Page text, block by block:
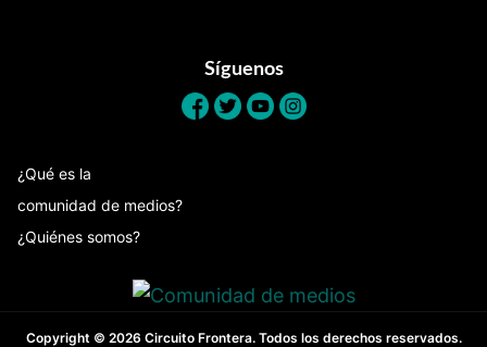
Síguenos
¿Qué es la
comunidad de medios?
¿Quiénes somos?
Copyright © 2026 Circuito Frontera. Todos los derechos reservados.